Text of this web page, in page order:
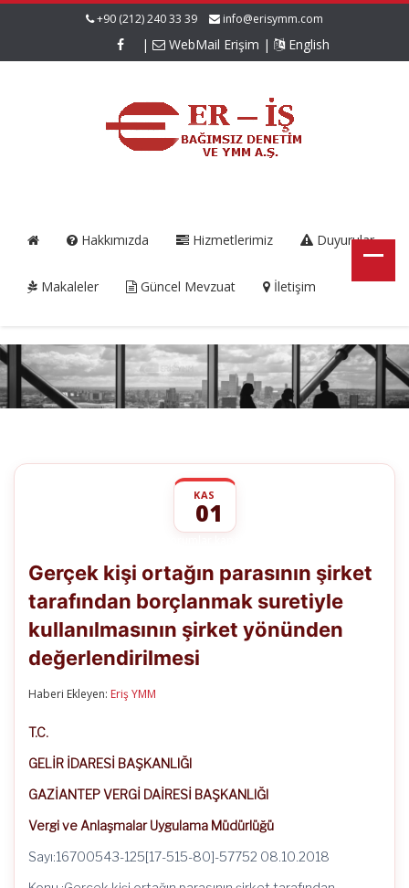
+90 (212) 240 33 39 info@erisymm.com
| WebMail Erişim | English
Hakkımızda Hizmetlerimiz Duyurular
Makaleler Güncel Mevzuat İletişim
KAS
01
ortağın
parasının
şirket
tarafından
borçlanmak
suretiyle
kullanılmasının
Gerçek kişi ortağın parasının şirket
tarafından borçlanmak suretiyle
kullanılmasının şirket yönünden
değerlendirilmesi
Haberi Ekleyen: Eriş YMM
T.C.
GELİR İDARESİ BAŞKANLIĞI
GAZİANTEP VERGİ DAİRESİ BAŞKANLIĞI
Vergi ve Anlaşmalar Uygulama Müdürlüğü
Sayı:16700543-125[17-515-80]-57752 08.10.2018